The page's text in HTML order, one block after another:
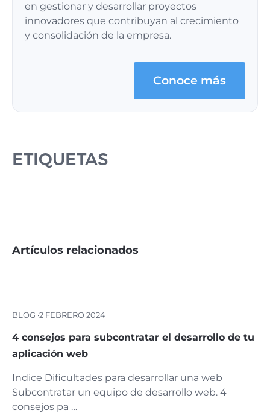
en gestionar y desarrollar proyectos
innovadores que contribuyan al crecimiento
y consolidación de la empresa.
Conoce más
ETIQUETAS
Artículos relacionados
BLOG ·2 FEBRERO 2024
4 consejos para subcontratar el desarrollo de tu
aplicación web
Indice Dificultades para desarrollar una web
Subcontratar un equipo de desarrollo web. 4
consejos pa …